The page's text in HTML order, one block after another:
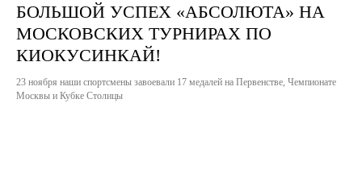
БОЛЬШОЙ УСПЕХ «АБСОЛЮТА» НА
МОСКОВСКИХ ТУРНИРАХ ПО
КИОКУСИНКАЙ!
23 ноября наши спортсмены завоевали 17 медалей на Первенстве, Чемпионате
Москвы и Кубке Столицы